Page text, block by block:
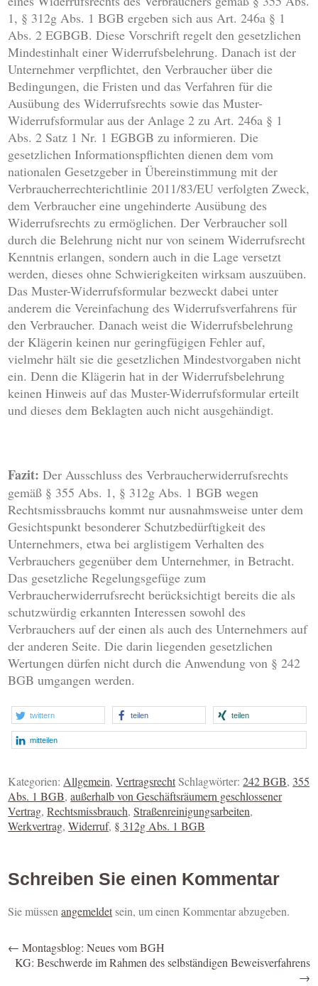
1, § 312g Abs. 1 BGB ergeben sich aus Art. 246a § 1
Abs. 2 EGBGB. Diese Vorschrift regelt den gesetzlichen
Mindestinhalt einer Widerrufsbelehrung. Danach ist der
Unternehmer verpflichtet, den Verbraucher über die
Bedingungen, die Fristen und das Verfahren für die
Ausübung des Widerrufsrechts sowie das Muster-
Widerrufsformular aus der Anlage 2 zu Art. 246a § 1
Abs. 2 Satz 1 Nr. 1 EGBGB zu informieren. Die
gesetzlichen Informationspflichten dienen dem vom
nationalen Gesetzgeber in Übereinstimmung mit der
Verbraucherrechterichtlinie 2011/83/EU verfolgten Zweck,
dem Verbraucher eine ungehinderte Ausübung des
Widerrufsrechts zu ermöglichen. Der Verbraucher soll
durch die Belehrung nicht nur von seinem Widerrufsrecht
Kenntnis erlangen, sondern auch in die Lage versetzt
werden, dieses ohne Schwierigkeiten wirksam auszuüben.
Das Muster-Widerrufsformular bezweckt dabei unter
anderem die Vereinfachung des Widerrufsverfahrens für
den Verbraucher. Danach weist die Widerrufsbelehrung
der Klägerin keinen nur geringfügigen Fehler auf,
vielmehr hält sie die gesetzlichen Mindestvorgaben nicht
ein. Denn die Klägerin hat in der Widerrufsbelehrung
keinen Hinweis auf das Muster-Widerrufsformular erteilt
und dieses dem Beklagten auch nicht ausgehändigt.
Fazit: Der Ausschluss des Verbraucherwiderrufsrechts
gemäß § 355 Abs. 1, § 312g Abs. 1 BGB wegen
Rechtsmissbrauchs kommt nur ausnahmsweise unter dem
Gesichtspunkt besonderer Schutzbedürftigkeit des
Unternehmers, etwa bei arglistigem Verhalten des
Verbrauchers gegenüber dem Unternehmer, in Betracht.
Das gesetzliche Regelungsgefüge zum
Verbraucherwiderrufsrecht berücksichtigt bereits die als
schutzwürdig erkannten Interessen sowohl des
Verbrauchers auf der einen als auch des Unternehmers auf
der anderen Seite. Die darin liegenden gesetzlichen
Wertungen dürfen nicht durch die Anwendung von § 242
BGB umgangen werden.
twittern teilen teilen
mitteilen
Kategorien: Allgemein,VertragsrechtSchlagwörter:242 BGB, 355
Abs. 1 BGB,außerhalb von Geschäftsräumern geschlossener
Vertrag,Rechtsmissbrauch,Straßenreinigungsarbeiten,
Werkvertrag,Widerruf, § 312g Abs. 1 BGB
Schreiben Sie einen Kommentar
Sie müssenangemeldet sein, um einen Kommentar abzugeben.
← Montagsblog: Neues vom BGH
KG: Beschwerde im Rahmen des selbständigen Beweisverfahrens
→